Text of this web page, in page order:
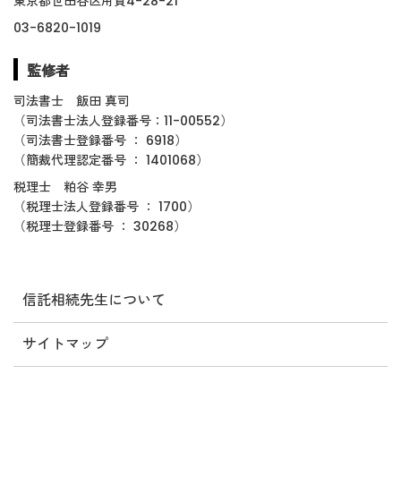
03-6820-1019
監修者
司法書士 飯田 真司
（司法書士法人登録番号：11-00552）
（司法書士登録番号 ： 6918）
（簡裁代理認定番号 ： 1401068）
税理士 粕谷 幸男
（税理士法人登録番号 ： 1700）
（税理士登録番号 ： 30268）
信託相続先生について
サイトマップ